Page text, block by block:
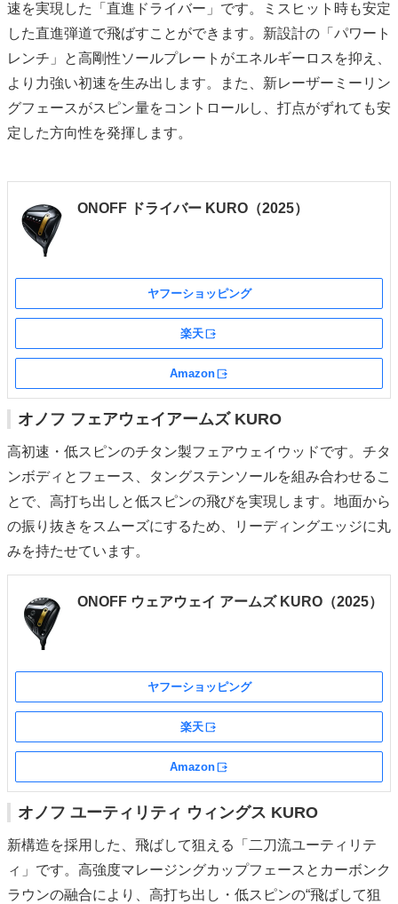
速を実現した「直進ドライバー」です。ミスヒット時も安定
した直進弾道で飛ばすことができます。新設計の「パワート
レンチ」と高剛性ソールプレートがエネルギーロスを抑え、
より力強い初速を生み出します。また、新レーザーミーリン
グフェースがスピン量をコントロールし、打点がずれても安
定した方向性を発揮します。
ONOFF ドライバー KURO（2025）
ヤフーショッピング
楽天
Amazon
オノフ フェアウェイアームズ KURO
高初速・低スピンのチタン製フェアウェイウッドです。チタ
ンボディとフェース、タングステンソールを組み合わせるこ
とで、高打ち出しと低スピンの飛びを実現します。地面から
の振り抜きをスムーズにするため、リーディングエッジに丸
みを持たせています。
ONOFF ウェアウェイ アームズ KURO（2025）
ヤフーショッピング
楽天
Amazon
オノフ ユーティリティ ウィングス KURO
新構造を採用した、飛ばして狙える「二刀流ユーティリテ
ィ」です。高強度マレージングカップフェースとカーボンク
ラウンの融合により、高打ち出し・低スピンの“飛ばして狙